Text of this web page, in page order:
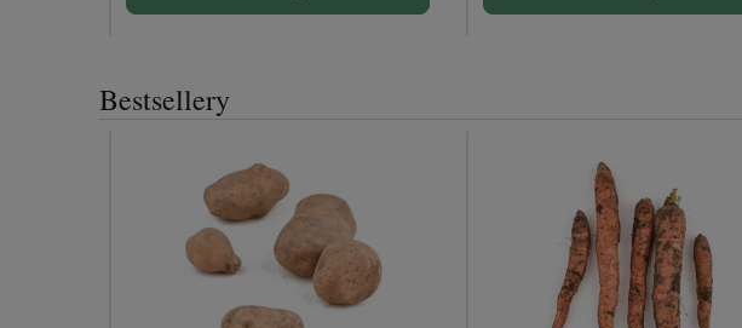
Bestsellery